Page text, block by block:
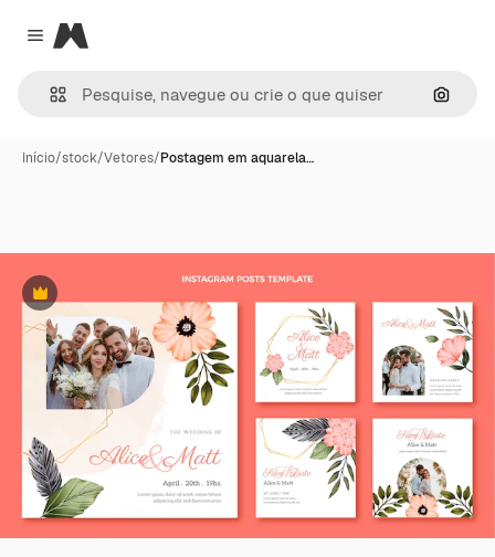
Close menu
Magnific
Início/stock/Vetores/Postagem em aquarela…
Premium